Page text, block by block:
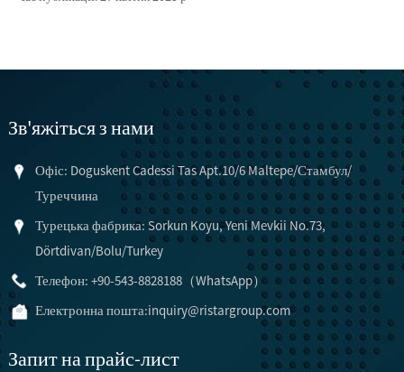
Зв'яжіться з нами
Офіс: Doguskent Cadessi Tas Apt.10/6 Maltepe/Стамбул/
Туреччина
Турецька фабрика: Sorkun Koyu, Yeni Mevkii No.73,
Dörtdivan/Bolu/Turkey
Телефон: +90-543-8828188（WhatsApp）
Електронна пошта:inquiry@ristargroup.com
Запит на прайс-лист